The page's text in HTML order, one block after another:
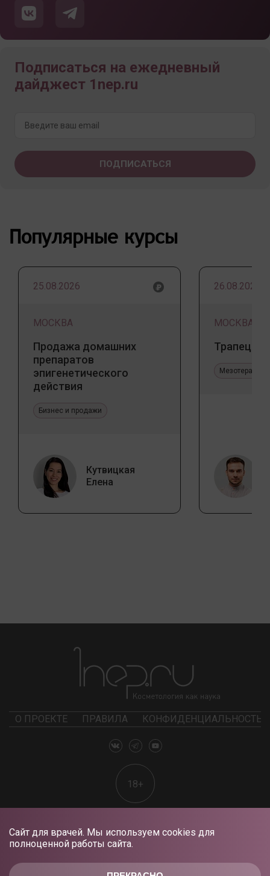
Сайт для врачей. Мы используем cookies для
полноценной работы сайта.
Подписаться на ежедневный
дайджест 1nep.ru
Популярные курсы
25.08.2026
МОСКВА
Продажа домашних
препаратов
эпигенетического
действия
Бизнес и продажи
Кутвицкая
Елена
26.08.2026
МОСКВА
Трапеция
Мезотерапия
О ПРОЕКТЕ ПРАВИЛА КОНФИДЕНЦИАЛЬНОСТЬ
18+